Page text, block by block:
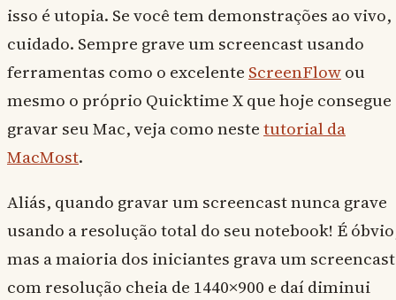
isso é utopia. Se você tem demonstrações ao vivo,
cuidado. Sempre grave um screencast usando
ferramentas como o excelente ScreenFlowou
mesmo o próprio Quicktime X que hoje consegue
gravar seu Mac, veja como nestetutorial da
MacMost.
Aliás, quando gravar um screencast nunca grave
usando a resolução total do seu notebook! É
mas a maioria dos iniciantes grava um screencast
com resolução cheia de 1440×900 e daí diminui